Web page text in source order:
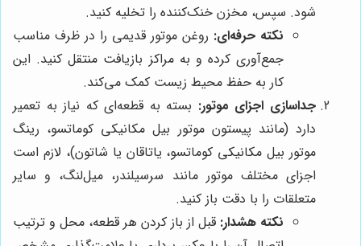
شود. سپس، مخزن خنک‌کننده را تخلیه کنید.
نکته حرفه‌ای: روغن موتور قدیمی را در ظرف مناسب
جمع‌آوری کرده و به مراکز بازیافت منتقل کنید. این
کار به حفظ محیط زیست کمک می‌کند.
جداسازی اجزای موتور: بسته به قطعه‌ای که نیاز به تعمیر
دارد (مانند پیستون موتور بیل مکانیکی کوماتسو، رینگ
موتور بیل مکانیکی کوماتسو، یاتاقان یا شاتون)، لازم است
اجزای مختلف موتور مانند سرسیلندر، میل‌لنگ، و سایر
متعلقات را با دقت باز کنید.
نکته هشدار: قبل از باز کردن هر قطعه، محل و ترتیب